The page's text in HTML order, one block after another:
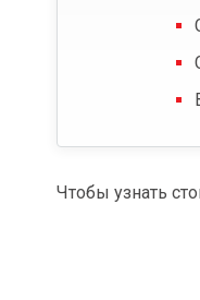
Чтобы узнать